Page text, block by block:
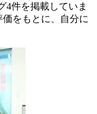
4件を掲載していま
価をもとに、自分に